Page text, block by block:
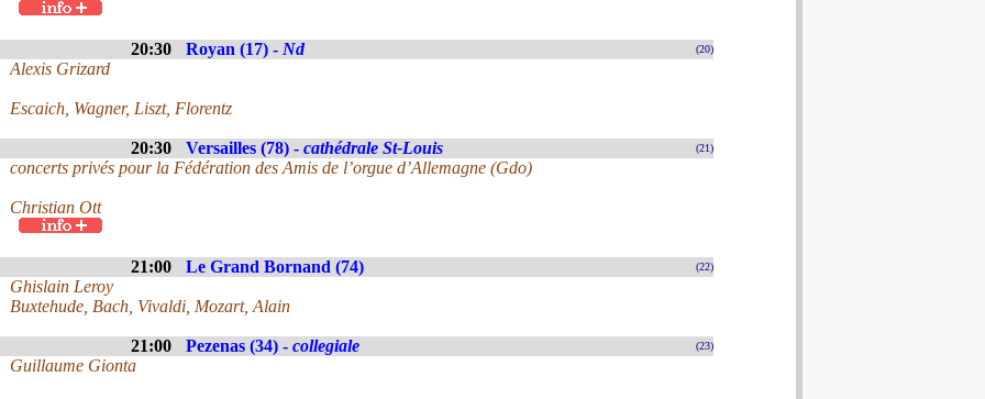
20:30 Royan (17) - Nd (20)
Alexis Grizard
Escaich, Wagner, Liszt, Florentz
20:30 Versailles (78) - cathédrale St-Louis (21)
concerts privés pour la Fédération des Amis de l’orgue d’Allemagne (Gdo)
Christian Ott
21:00 Le Grand Bornand (74) (22)
Ghislain Leroy
Buxtehude, Bach, Vivaldi, Mozart, Alain
21:00 Pezenas (34) - collegiale (23)
Guillaume Gionta